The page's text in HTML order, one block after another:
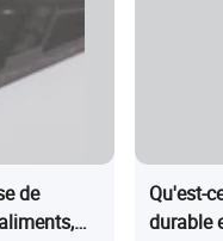
de
Qu'est-
durable